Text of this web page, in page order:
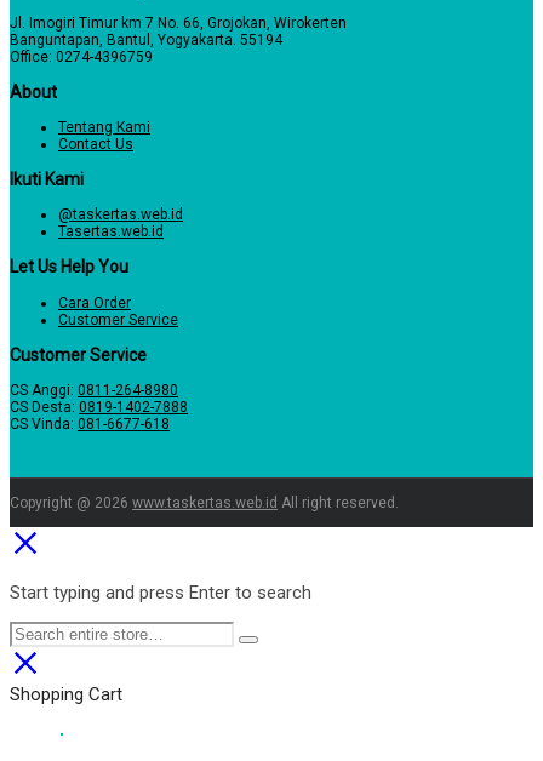
Jl. Imogiri Timur km 7 No. 66, Grojokan, Wirokerten
Banguntapan, Bantul, Yogyakarta. 55194
Office: 0274-4396759
About
Tentang Kami
Contact Us
Ikuti Kami
@taskertas.web.id
Tasertas.web.id
Let Us Help You
Cara Order
Customer Service
Customer Service
CS Anggi: 0811-264-8980
CS Desta: 0819-1402-7888
CS Vinda: 081-6677-618
Copyright @ 2026 www.taskertas.web.id All right reserved.
Start typing and press Enter to search
Shopping Cart